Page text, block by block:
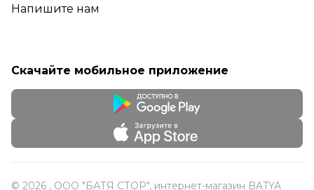
Напишите нам
Скачайте мобильное приложение
© 2026 , ООО "БАТЯ СТОР", интернет-магазин BATYA